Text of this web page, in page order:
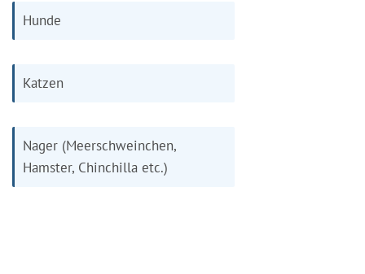
Hunde
Katzen
Nager (Meerschweinchen,
Hamster, Chinchilla etc.)